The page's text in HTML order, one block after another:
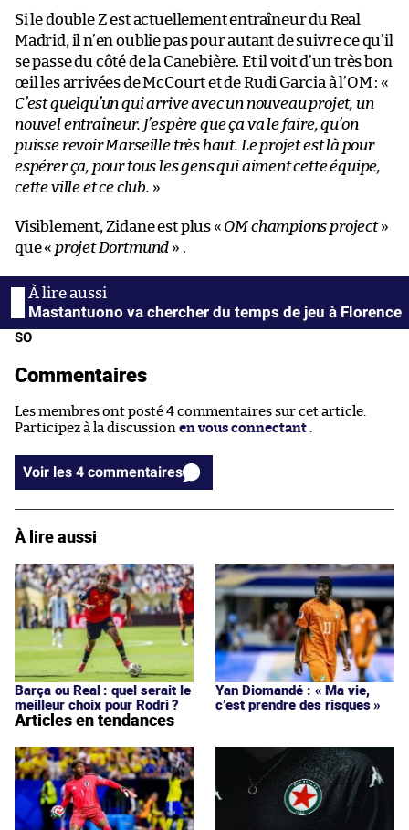
Si le double Z est actuellement entraîneur du Real
Madrid, il n’en oublie pas pour autant de suivre ce qu’il
se passe du côté de la Canebière. Et il voit d’un très bon
œil les arrivées de McCourt et de Rudi Garcia à l’OM : «
C’est quelqu’un qui arrive avec un nouveau projet, un
nouvel entraîneur. J’espère que ça va le faire, qu’on
puisse revoir Marseille très haut. Le projet est là pour
espérer ça, pour tous les gens qui aiment cette équipe,
cette ville et ce club. »
Visiblement, Zidane est plus « OM champions project»
que « projet Dortmund » .
Mastantuono va chercher du temps de jeu à Florence
SO
Commentaires
Les membres ont posté 4 commentaires sur cet article.
Participez à la discussion en vous connectant
Voir les 4 commentaires
À lire aussi
Barça ou Real : quel serait le
meilleur choix pour Rodri ?
Yan Diomandé : « Ma vie,
c’est prendre des risques »
Articles en tendances